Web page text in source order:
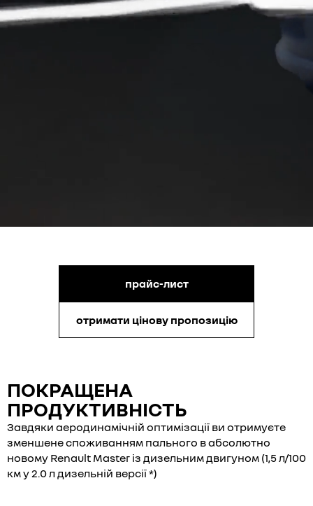
прайс-лист
отримати цінову пропозицію
ПОКРАЩЕНА
ПРОДУКТИВНІСТЬ
Завдяки аеродинамічній оптимізації ви отримуєте
зменшене споживанням пального в абсолютно
новому Renault Master із дизельним двигуном (1,5 л/100
км у 2.0 л дизельній версії *)